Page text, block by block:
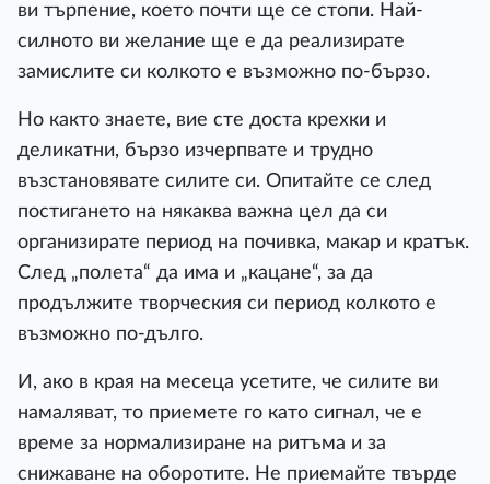
ви търпение, което почти ще се стопи. Най-
силното ви желание ще е да реализирате
замислите си колкото е възможно по-бързо.
Но както знаете, вие сте доста крехки и
деликатни, бързо изчерпвате и трудно
възстановявате силите си. Опитайте се след
постигането на някаква важна цел да си
организирате период на почивка, макар и кратък.
След „полета“ да има и „кацане“, за да
продължите творческия си период колкото е
възможно по-дълго.
И, ако в края на месеца усетите, че силите ви
намаляват, то приемете го като сигнал, че е
време за нормализиране на ритъма и за
снижаване на оборотите. Не приемайте твърде